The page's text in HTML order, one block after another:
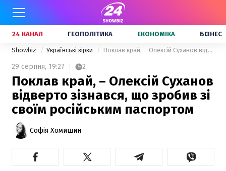
24 КАНАЛ ГЕОПОЛІТИКА ЕКОНОМІКА БІЗНЕС
Showbiz Українські зірки Поклав край, – Олексій Суханов відверто зізнався, що зробив зі своїм російським паспортом
29 серпня, 19:27 2
Поклав край, – Олексій Суханов
відверто зізнався, що зробив зі
своїм російським паспортом
Софія Хомишин